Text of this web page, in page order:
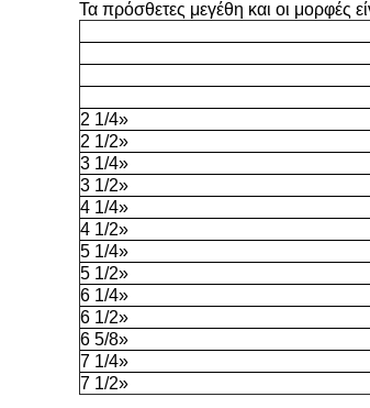
Τα πρόσθετες μεγέθη και οι μορφές
2 1/4»
2 1/2»
3 1/4»
3 1/2»
4 1/4»
4 1/2»
5 1/4»
5 1/2»
6 1/4»
6 1/2»
6 5/8»
7 1/4»
7 1/2»